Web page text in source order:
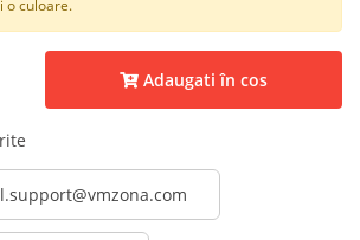
o culoare.
Adaugati în cos